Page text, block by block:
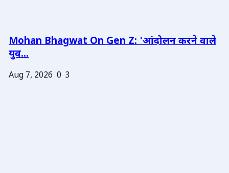
Mohan Bhagwat On Gen Z: 'आंदोलन करने वाले
युव...
Aug 7, 2026 0 3